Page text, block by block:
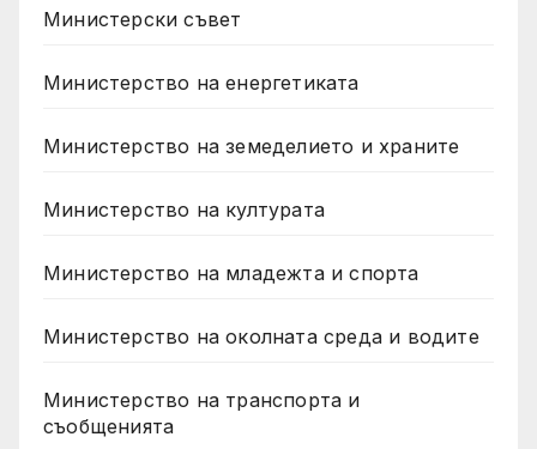
Министерски съвет
Министерство на енергетиката
Министерство на земеделието и храните
Министерство на културата
Министерство на младежта и спорта
Министерство на околната среда и водите
Министерство на транспорта и
съобщенията